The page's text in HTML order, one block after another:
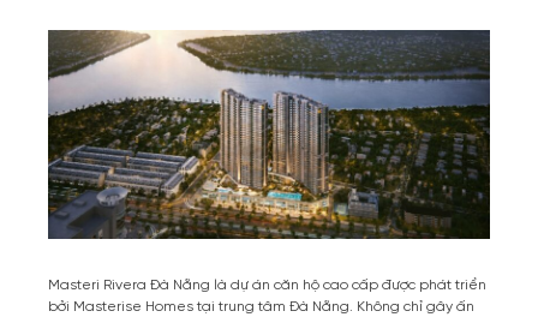
Masteri Rivera Đà Nẵng là dự án căn hộ cao cấp được phát triển
bởi Masterise Homes tại trung tâm Đà Nẵng. Không chỉ gây ấn